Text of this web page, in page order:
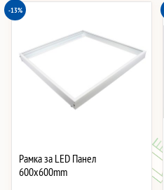
-13%
Рамка за LED Панел
600x600mm